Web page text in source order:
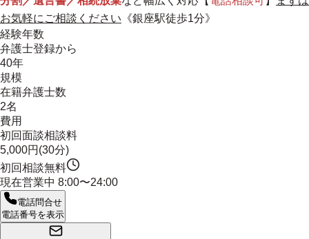
お気軽にご相談ください 《銀座駅徒歩1分》
経験年数
弁護士登録から
40年
規模
在籍弁護士数
2名
費用
初回面談相談料
5,000円(30分)
初回相談無料
現在営業中 8:00〜24:00
電話問合せ
電話番号を表示